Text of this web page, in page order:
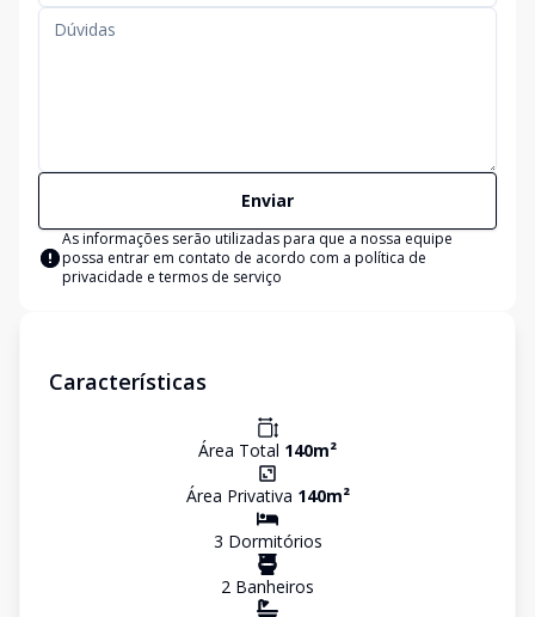
Enviar
As informações serão utilizadas para que a nossa equipe
possa entrar em contato de acordo com a política de
privacidade e termos de serviço
Características
Área Total 140m²
Área Privativa 140m²
3 Dormitórios
2 Banheiros